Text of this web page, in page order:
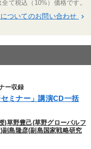
て税込（10%）価格です。
ついてのお問い合わせ keyboard_arrow_right
ー収録
セミナー」講演CD一括
)草野豊己(草野グローバルフ
副島隆彦(副島国家戦略研究